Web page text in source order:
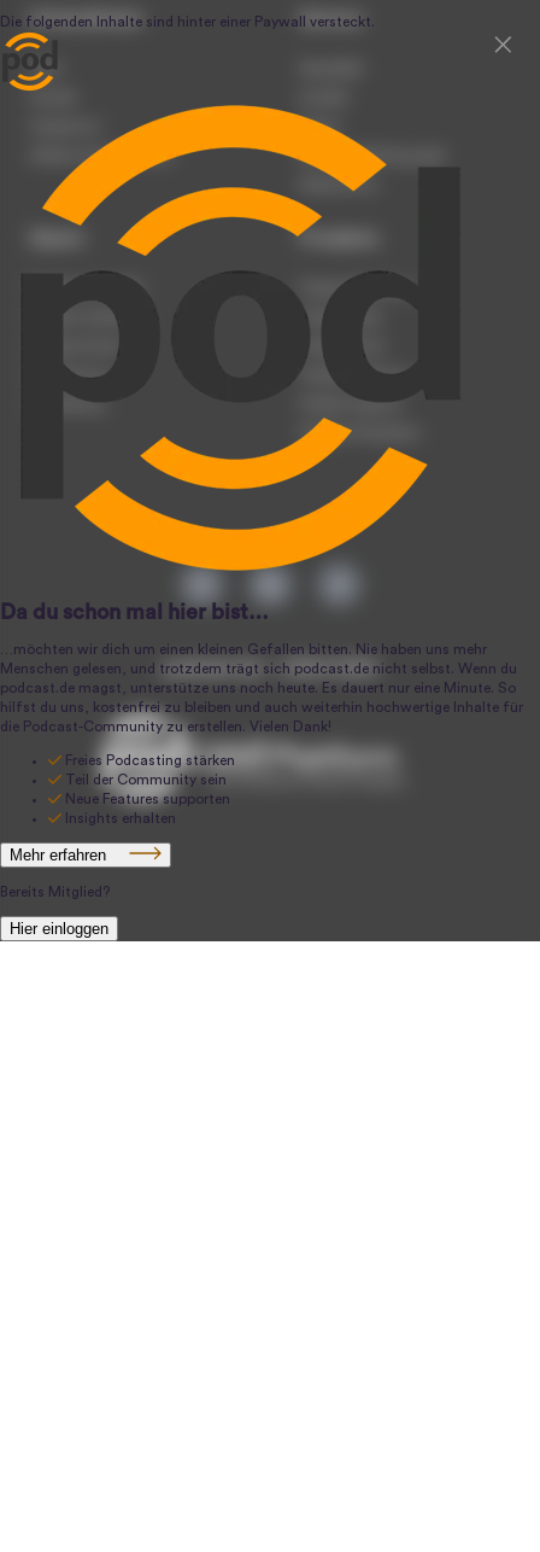
Unternehmen
Team
Werben auf podcast.de
Service
Presse
Nutzungsbedingungen
Datenschutz
Podcast anmelden
Podcast hochladen
Podcast-Events
Registrierung
Anmeldung
Produkte
Podcast-Beratung
Podcast-Jobs
Podcast-Push
Podcast-Werbung
Podcast-Agentur
Podcast-Produktion
podcast.de ~ 2004-2026